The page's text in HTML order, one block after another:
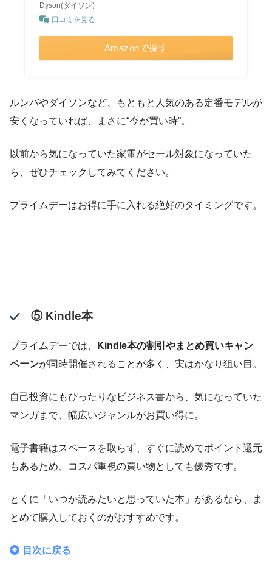
Dyson(ダイソン)
口コミを見る
Amazonで探す
ルンバやダイソンなど、もともと人気のある定番モデルが
安くなっていれば、まさに“今が買い時”。
以前から気になっていた家電がセール対象になっていた
ら、ぜひチェックしてみてください。
プライムデーはお得に手に入れる絶好のタイミングです。
⑤ Kindle本
プライムデーでは、
Kindle本の割引やまとめ買いキャン
ペーンが同時開催されることが多く、実はかなり狙い目。
自己投資にもぴったりなビジネス書から、気になっていた
マンガまで、幅広いジャンルがお買い得に。
電子書籍はスペースを取らず、すぐに読めてポイント還元
もあるため、コスパ重視の買い物としても優秀です。
とくに「いつか読みたいと思っていた本」があるなら、ま
とめて購入しておくのがおすすめです。
目次に戻る